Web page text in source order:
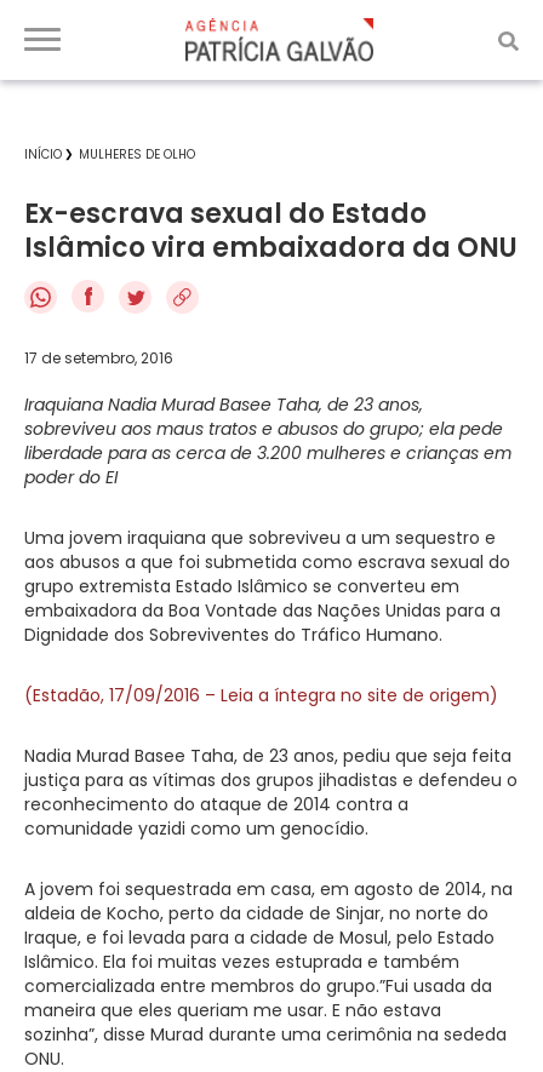
INÍCIO MULHERES DE OLHO
Ex-escrava sexual do Estado
Islâmico vira embaixadora da ONU
f
17 de setembro, 2016
Iraquiana Nadia Murad Basee Taha, de 23 anos,
sobreviveu aos maus tratos e abusos do grupo; ela pede
liberdade para as cerca de 3.200 mulheres e crianças em
poder do EI
Uma jovem iraquiana que sobreviveu a um sequestro e
aos abusos a que foi submetida como escrava sexual do
grupo extremista Estado Islâmico se converteu em
embaixadora da Boa Vontade das Nações Unidas para a
Dignidade dos Sobreviventes do Tráfico Humano.
(Estadão, 17/09/2016 – Leia a íntegra no site de origem)
Nadia Murad Basee Taha, de 23 anos, pediu que seja feita
justiça para as vítimas dos grupos jihadistas e defendeu o
reconhecimento do ataque de 2014 contra a
comunidade yazidi como um genocídio.
A jovem foi sequestrada em casa, em agosto de 2014, na
aldeia de Kocho, perto da cidade de Sinjar, no norte do
Iraque, e foi levada para a cidade de Mosul, pelo Estado
Islâmico. Ela foi muitas vezes estuprada e também
comercializada entre membros do grupo.”Fui usada da
maneira que eles queriam me usar. E não estava
sozinha”, disse Murad durante uma cerimônia na sededa
ONU.